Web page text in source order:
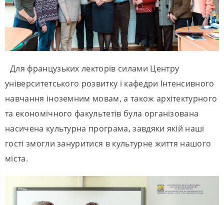
Для французьких лекторів силами Центру
університетського розвитку і кафедри Інтенсивного
навчання іноземним мовам, а також архітектурного
та економічного факультетів була організована
насичена культурна програма, завдяки якій наші
гості змогли зануритися в культурне життя нашого
міста.